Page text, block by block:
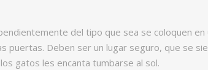
del tipo que sea se coloquen
puertas. Deben ser un lugar seguro, que se
gatos les encanta tumbarse al sol.